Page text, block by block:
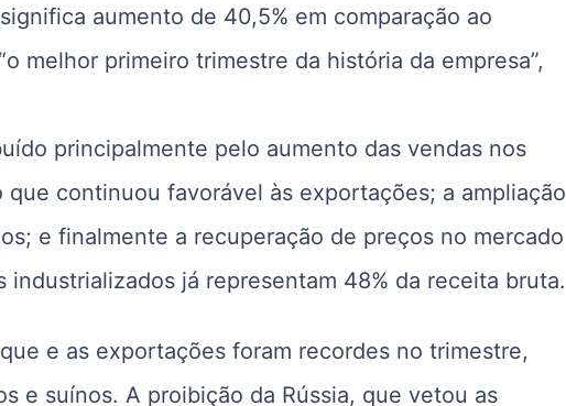
aumento de 40,5% em comparação ao
melhor primeiro trimestre da história da empresa”,
principalmente pelo aumento das vendas nos
continuou favorável às exportações; a ampliação
e finalmente a recuperação de preços no mercado
já representam 48% da receita bruta.
e as exportações foram recordes no trimestre,
e suínos. A proibição da Rússia, que vetou as